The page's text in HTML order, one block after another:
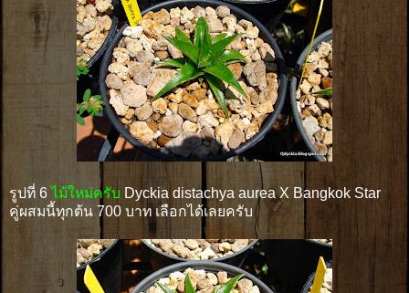
รูปที่ 6ไม้ใหม่ครับ Dyckia distachya aurea X Bangkok Star
คู่ผสมนี้ทุกต้น 700 บาท เลือกได้เลยครับ